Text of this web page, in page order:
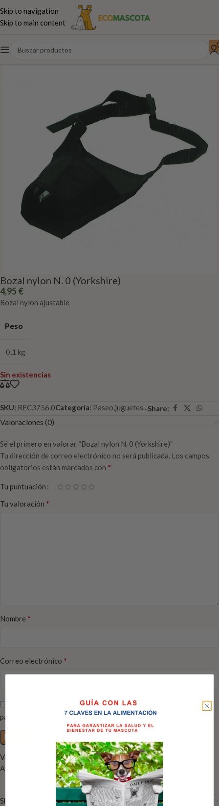
Skip to navigation
Skip to main content
Inicio Perros Paseo,juguetes...
Bozal nylon N. 0 (Yorkshire)
4,95 €
Bozal nylon ajustable
Peso
0,1 kg
Sin existencias
SKU: REC3756.0Categoría: Paseo,juguetes...Share:
Valoraciones (0)
Valoraciones
Aún no hay reseñas
Sé el primero en valorar “Bozal nylon N. 0 (Yorkshire)”
Tu dirección de correo electrónico no será publicada. Los campos
obligatorios están marcados con *
Tu puntuación
Tu valoración *
Nombre *
Correo electrónico *
Guarda mi nombre, correo electrónico y web en este navegador
para la próxima vez que comente.
Shipping & Delivery